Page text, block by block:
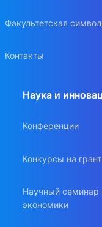
Факультетская
Контакты
Наука и
Конференции
Конкурсы на
Научный семинар
экономики